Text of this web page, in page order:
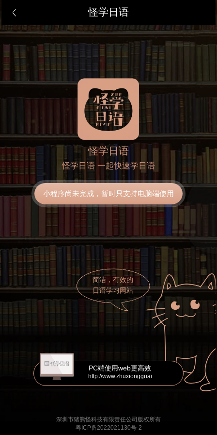
怪学日语
怪学日语
怪学日语 一起快速学日语
小程序尚未完成，暂时只支持电脑端使用
简洁，有效的
日语学习网站
PC端使用web更高效
http://www.zhuxiongguai
深圳市猪熊怪科技有限责任公司版权所有
粤ICP备2022021130号-2